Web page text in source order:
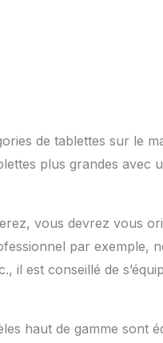
de tablettes sur le
plus grandes avec
vous devrez vous
par exemple,
il est conseillé de
haut de gamme sont